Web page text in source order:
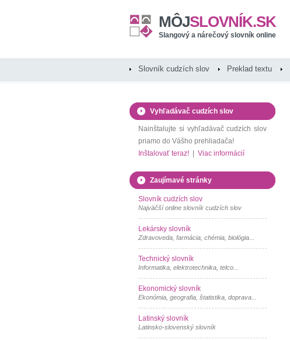
MÔJSLOVNÍK.SK
Slangový a nárečový slovník online
Slovník cudzích slov Preklad textu
Vyhľadávač cudzích slov
Nainštalujte si vyhľadávač cudzích slov
priamo do Vášho prehliadača!
Inštalovať teraz!
Viac informácií
Zaujímavé stránky
Slovník cudzích slov
Najväčší online slovník cudzích slov
Lekársky slovník
Zdravoveda, farmácia, chémia, biológia...
Technický slovník
Informatika, elektrotechnika, telco...
Ekonomický slovník
Ekonómia, geografia, štatistika, doprava...
Latinský slovník
Latinsko-slovenský slovník